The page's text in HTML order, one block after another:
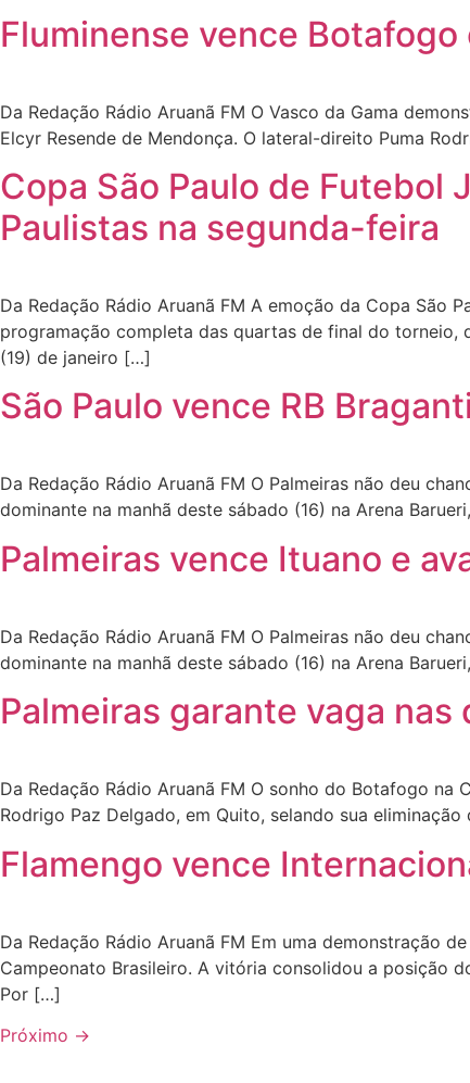
Fluminense vence
Da Redação Rádio Aruanã FM O Vasco da Gama
Elcyr Resende de Mendonça. O lateral-direito Puma
Copa São Paulo de
Paulistas na segunda-feira
Da Redação Rádio Aruanã FM A emoção da Copa São
programação completa das quartas de final do torneio,
(19) de janeiro […]
São Paulo vence RB
Da Redação Rádio Aruanã FM O Palmeiras não deu
dominante na manhã deste sábado (16) na Arena
Palmeiras vence Ituano e
Da Redação Rádio Aruanã FM O Palmeiras não deu
dominante na manhã deste sábado (16) na Arena
Palmeiras garante vaga
Da Redação Rádio Aruanã FM O sonho do Botafogo
Rodrigo Paz Delgado, em Quito, selando sua
Flamengo vence
Da Redação Rádio Aruanã FM Em uma demonstração
Campeonato Brasileiro. A vitória consolidou a posição
Por […]
Próximo →